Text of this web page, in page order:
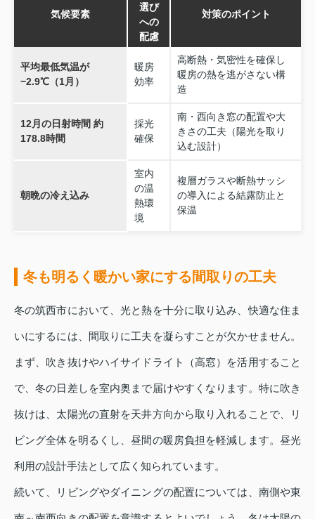
気候要素
選び
への
配慮
対策のポイント
平均最低気温が
−2.9℃（1月）
暖房
効率
高断熱・気密性を確保し
暖房の熱を逃がさない構
造
12月の日射時間 約
178.8時間
採光
確保
南・西向き窓の配置や大
きさの工夫（陽光を取り
込む設計）
朝晩の冷え込み
室内
の温
熱環
境
複層ガラスや断熱サッシ
の導入による結露防止と
保温
冬も明るく暖かい家にする間取りの工夫
冬の筑西市において、光と熱を十分に取り込み、快適な住ま
いにするには、間取りに工夫を凝らすことが欠かせません。
まず、吹き抜けやハイサイドライト（高窓）を活用すること
で、冬の日差しを室内奥まで届けやすくなります。特に吹き
抜けは、太陽光の直射を天井方向から取り入れることで、リ
ビング全体を明るくし、昼間の暖房負担を軽減します。昼光
利用の設計手法として広く知られています。
続いて、リビングやダイニングの配置については、南側や東